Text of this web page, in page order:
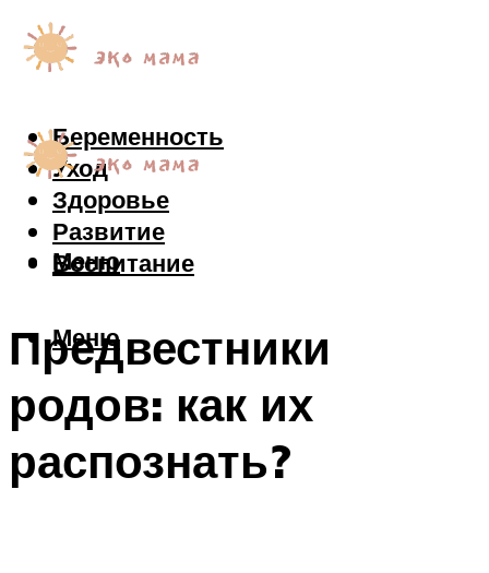
Беременность
Уход
Здоровье
Развитие
Воспитание
Меню
Меню
Предвестники
родов: как их
распознать?